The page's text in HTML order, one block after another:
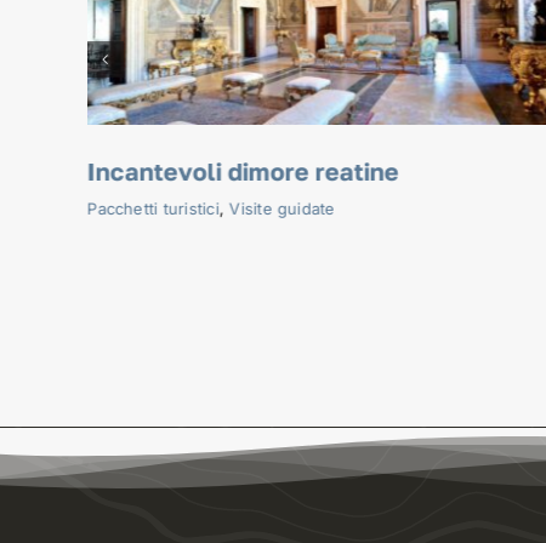
Incantevoli dimore reatine ed i suoni del
Dom Bedos Roubo